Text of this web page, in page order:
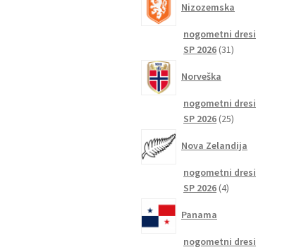
Nizozemska
nogometni dresi
SP 2026 3131
Norveška
nogometni dresi
SP 2026 2525
Nova Zelandija
nogometni dresi
SP 2026 44
Panama
nogometni dresi